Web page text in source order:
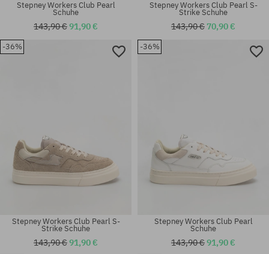
Verfügbare Größen:
Verfügbare Größen:
Stepney Workers Club Pearl
Schuhe
143,90 €91,90 €
Stepney Workers Club Pearl S-
Strike Schuhe
143,90 € 70,90 €
-36%
Stepney Workers Club Pearl S-
Strike Schuhe
143,90 €91,90 €
-36%
Stepney Workers Club Pearl
Schuhe
143,90 €91,90 €